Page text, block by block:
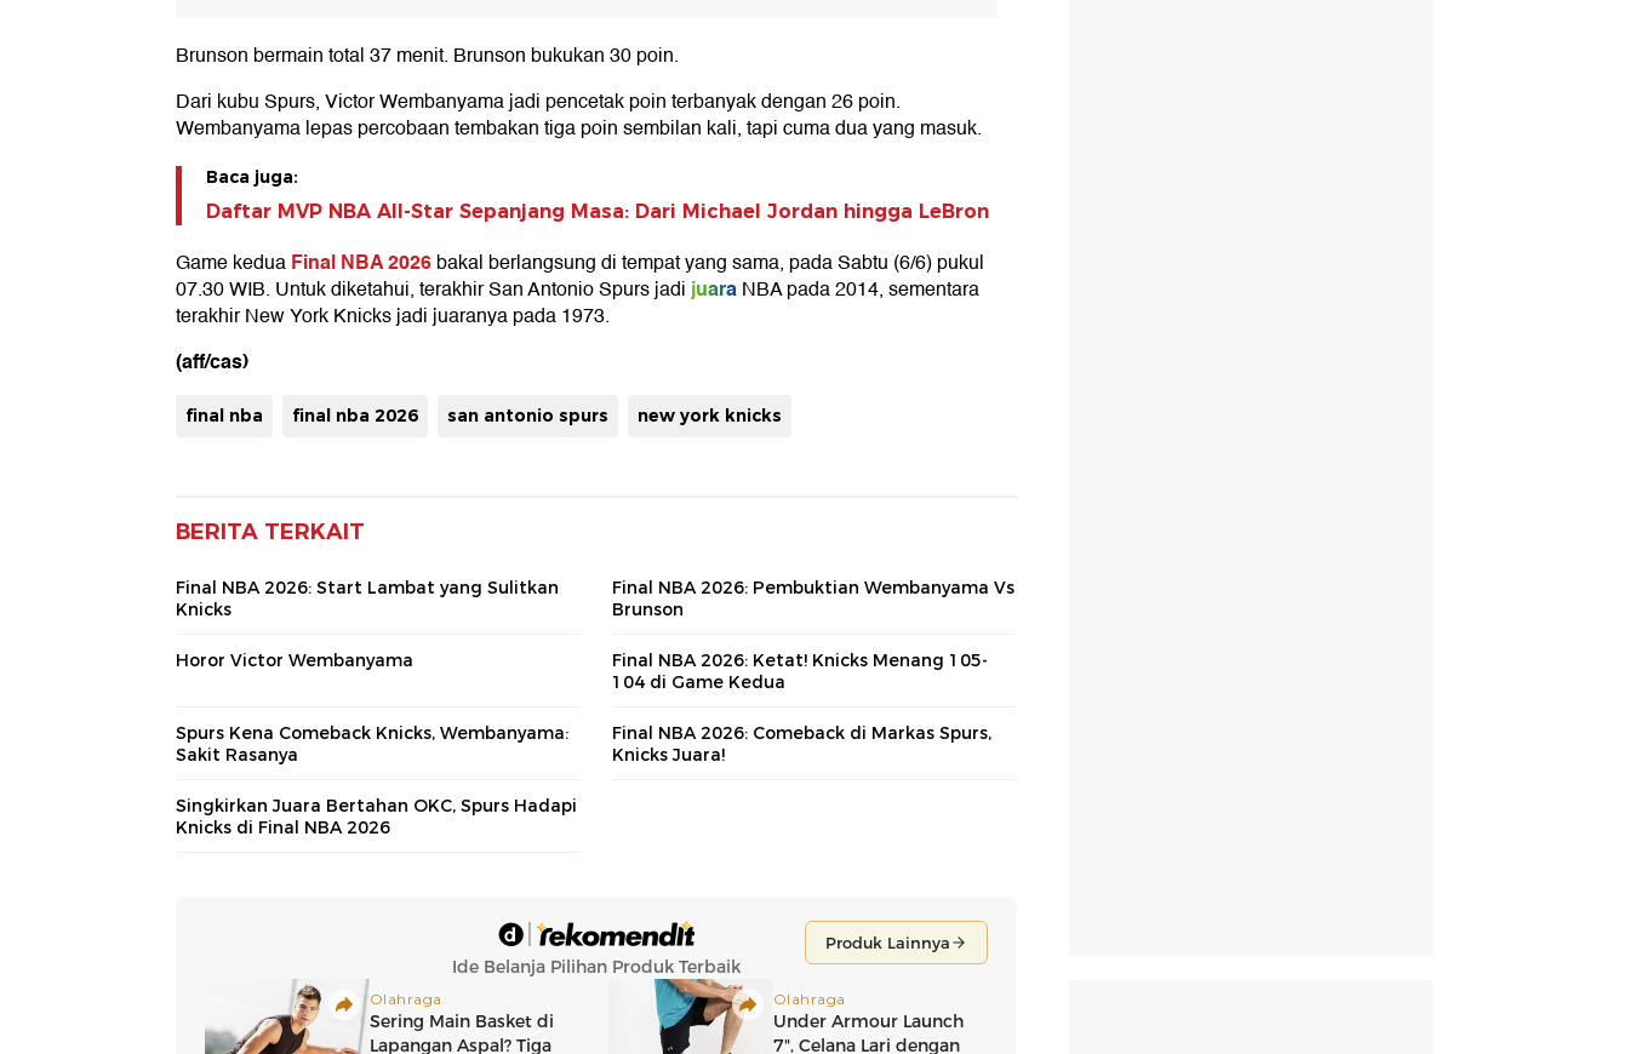
Brunson bermain total 37 menit. Brunson bukukan 30 poin.
Dari kubu Spurs, Victor Wembanyama jadi pencetak poin terbanyak dengan 26 poin.
Wembanyama lepas percobaan tembakan tiga poin sembilan kali, tapi cuma dua yang masuk.
Baca juga:
Daftar MVP NBA All-Star Sepanjang Masa: Dari Michael Jordan hingga LeBron
Game keduaFinal NBA 2026bakal berlangsung di tempat yang sama, pada Sabtu (6/6) pukul
07.30 WIB. Untuk diketahui, terakhir San Antonio Spurs jadijuaraNBA pada 2014, sementara
terakhir New York Knicks jadi juaranya pada 1973.
(aff/cas)
final nba final nba 2026 san antonio spurs new york knicks
BERITA TERKAIT
Final NBA 2026: Start Lambat yang Sulitkan
Knicks
Final NBA 2026: Pembuktian Wembanyama Vs
Brunson
Horor Victor Wembanyama
Final NBA 2026: Ketat! Knicks Menang 105-
104 di Game Kedua
Spurs Kena Comeback Knicks, Wembanyama:
Sakit Rasanya
Final NBA 2026: Comeback di Markas Spurs,
Knicks Juara!
Singkirkan Juara Bertahan OKC, Spurs Hadapi
Knicks di Final NBA 2026